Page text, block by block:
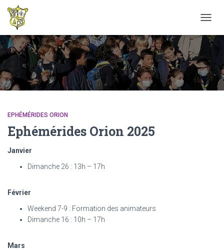
EPHÉMÉRIDES ORION
Ephémérides Orion 2025
Janvier
Dimanche 26 : 13h – 17h
Février
Weekend 7-9 : Formation des animateurs
Dimanche 16 : 10h – 17h
Mars